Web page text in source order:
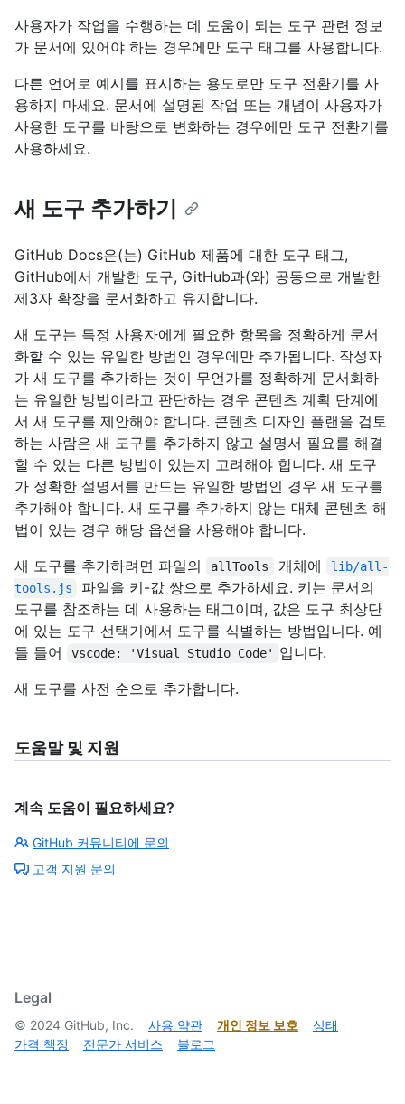
사용자가 작업을 수행하는 데 도움이 되는 도구 관련 정보
가 문서에 있어야 하는 경우에만 도구 태그를 사용합니다.
다른 언어로 예시를 표시하는 용도로만 도구 전환기를 사
용하지 마세요. 문서에 설명된 작업 또는 개념이 사용자가
사용한 도구를 바탕으로 변화하는 경우에만 도구 전환기를
사용하세요.
새 도구 추가하기
GitHub Docs은(는) GitHub 제품에 대한 도구 태그,
GitHub에서 개발한 도구, GitHub과(와) 공동으로 개발한
제3자 확장을 문서화하고 유지합니다.
새 도구는 특정 사용자에게 필요한 항목을 정확하게 문서
화할 수 있는 유일한 방법인 경우에만 추가됩니다. 작성자
가 새 도구를 추가하는 것이 무언가를 정확하게 문서화하
는 유일한 방법이라고 판단하는 경우 콘텐츠 계획 단계에
서 새 도구를 제안해야 합니다. 콘텐츠 디자인 플랜을 검토
하는 사람은 새 도구를 추가하지 않고 설명서 필요를 해결
할 수 있는 다른 방법이 있는지 고려해야 합니다. 새 도구
가 정확한 설명서를 만드는 유일한 방법인 경우 새 도구를
추가해야 합니다. 새 도구를 추가하지 않는 대체 콘텐츠 해
법이 있는 경우 해당 옵션을 사용해야 합니다.
새 도구를 추가하려면 파일의
allTools 개체에
lib/all-
tools.js
파일을 키-값 쌍으로 추가하세요. 키는 문서의
도구를 참조하는 데 사용하는 태그이며, 값은 도구 최상단
에 있는 도구 선택기에서 도구를 식별하는 방법입니다. 예
들 들어
vscode: 'Visual Studio Code'
입니다.
새 도구를 사전 순으로 추가합니다.
도움말 및 지원
계속 도움이 필요하세요?
GitHub 커뮤니티에 문의
고객 지원 문의
Legal
© 2024 GitHub, Inc. 사용 약관 개인 정보 보호
상태
가격 책정
전문가 서비스 블로그